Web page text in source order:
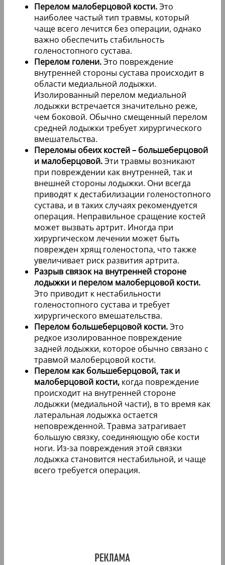
Перелом малоберцовой кости.Это
наиболее частый тип травмы, который
чаще всего лечится без операции, однако
важно обеспечить стабильность
голеностопного сустава.
Перелом голени.Это повреждение
внутренней стороны сустава происходит в
области медиальной лодыжки.
Изолированный перелом медиальной
лодыжки встречается значительно реже,
чем боковой. Обычно смещенный перелом
средней лодыжки требует хирургического
вмешательства.
Переломы обеих костей – большеберцовой
и малоберцовой.Эти травмы возникают
при повреждении как внутренней, так и
внешней стороны лодыжки. Они всегда
приводят к дестабилизации голеностопного
сустава, и в таких случаях рекомендуется
операция. Неправильное сращение костей
может вызвать артрит. Иногда при
хирургическом лечении может быть
поврежден хрящ голеностопа, что также
увеличивает риск развития артрита.
Разрыв связок на внутренней стороне
лодыжки и перелом малоберцовой кости.
Это приводит к нестабильности
голеностопного сустава и требует
хирургического вмешательства.
Перелом большеберцовой кости.Это
редкое изолированное повреждение
задней лодыжки, которое обычно связано с
травмой малоберцовой кости.
Перелом как большеберцовой, так и
малоберцовой кости, когда повреждение
происходит на внутренней стороне
лодыжки (медиальной части), в то время как
латеральная лодыжка остается
неповрежденной. Травма затрагивает
большую связку, соединяющую обе кости
ноги. Из-за повреждения этой связки
лодыжка становится нестабильной, и чаще
всего требуется операция.